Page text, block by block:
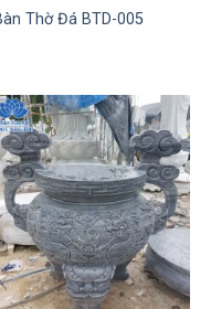
Thờ Đá BTD-005